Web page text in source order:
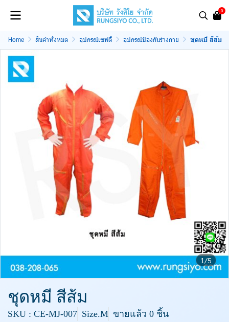
0
Home สินค้าทั้งหมด อุปกรณ์เซฟตี้ อุปกรณ์ป้องกันร่างกาย ชุดหมี สีส้ม
1/5
ชุดหมี สีส้ม
SKU : CE-MJ-007 Size.M ขายแล้ว 0 ชิ้น